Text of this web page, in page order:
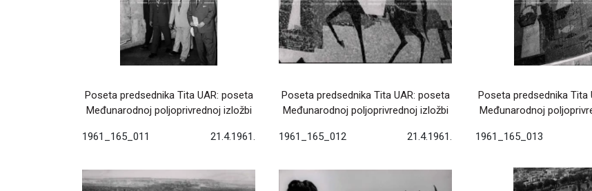
Poseta predsednika Tita UAR: poseta
Međunarodnoj poljoprivrednoj izložbi
1961_165_011 21.4.1961.
Poseta predsednika Tita UAR: poseta
Međunarodnoj poljoprivrednoj izložbi
1961_165_012 21.4.1961.
Poseta predsednika Tita
Međunarodnoj
1961_165_013